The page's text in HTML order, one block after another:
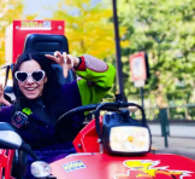
預訂
東京 秋葉原 #1
東京 澀谷